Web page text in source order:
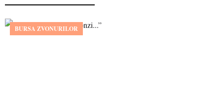
BURSA ZVONURILOR